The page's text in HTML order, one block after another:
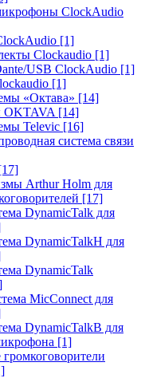
ClockAudio
[1]
Clockaudio [1]
USB ClockAudio [1]
[1]
«Октава» [14]
OKTAVA [14]
Televic [16]
система связи
Arthur Holm для
[17]
DynamicTalk для
DynamicTalkH для
DynamicTalk
MicConnect для
DynamicTalkB для
[1]